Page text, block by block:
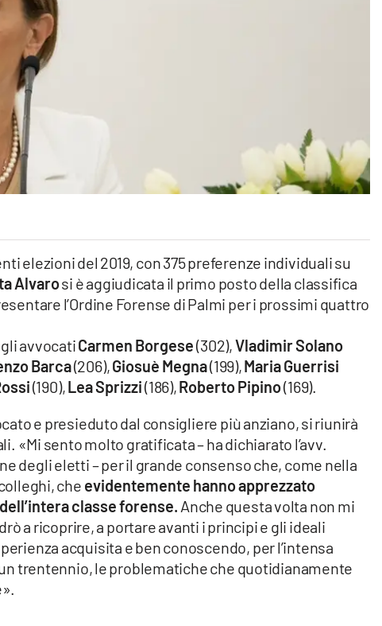
elezioni del 2019, con 375 preferenze individuali su
Alvarosi è aggiudicata il primo posto della classifica
l’Ordine Forense di Palmi per i prossimi quattro
avvocatiCarmen Borgese(302),Vladimir Solano
Barca(206),Giosuè Megna(199),Maria Guerrisi
(190),Lea Sprizzi(186),Roberto Pipino(169).
e presieduto dal consigliere più anziano, si riunirà
«Mi sento molto gratificata – ha dichiarato l’avv.
degli eletti – per il grande consenso che, come nella
che evidentemente hanno apprezzato
classe forense. Anche questa volta non mi
a ricoprire, a portare avanti i principi e gli ideali
acquisita e ben conoscendo, per l’intensa
trentennio, le problematiche che quotidianamente